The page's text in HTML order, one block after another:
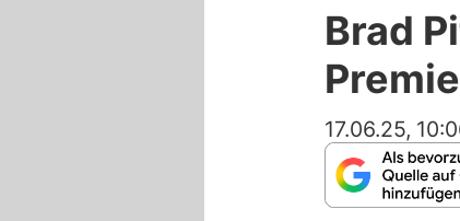
Brad
17.06.25,